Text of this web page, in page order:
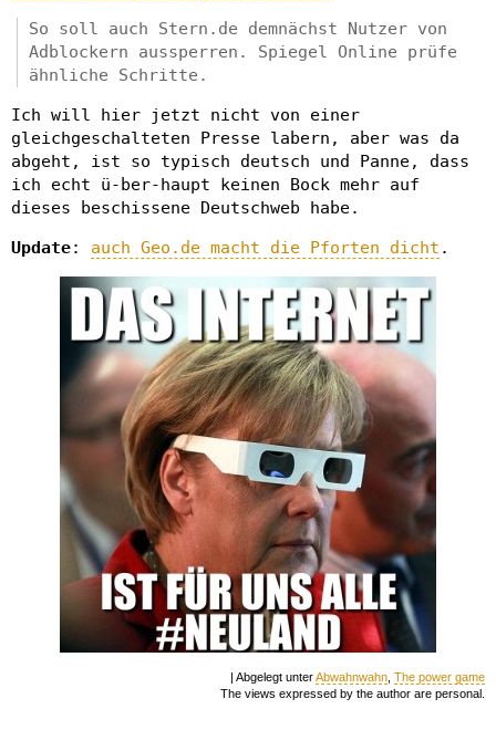
So soll auch Stern.de demnächst Nutzer von
Adblockern aussperren. Spiegel Online prüfe
ähnliche Schritte.
Ich will hier jetzt nicht von einer
gleichgeschalteten Presse labern, aber was da
abgeht, ist so typisch deutsch und Panne, dass
ich echt ü-ber-haupt keinen Bock mehr auf
dieses beschissene Deutschweb habe.
Update: auch Geo.de macht die Pforten dicht .
| Abgelegt unterAbwahnwahn The power game
The views expressed by the author are personal.